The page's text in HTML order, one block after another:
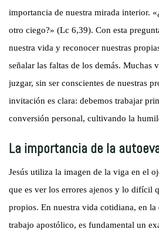
importancia de nuestra mirada interior.
otro ciego?» (Lc 6,39). Con esta
nuestra vida y reconocer nuestras
señalar las faltas de los demás. Muchas
juzgar, sin ser conscientes de nuestras
invitación es clara: debemos trabajar
conversión personal, cultivando la
La importancia de la
Jesús utiliza la imagen de la viga en el
que es ver los errores ajenos y lo difícil
propios. En nuestra vida cotidiana, en
trabajo apostólico, es fundamental un